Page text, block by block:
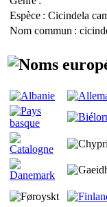
Espèce : Cicindela
Nom commun :